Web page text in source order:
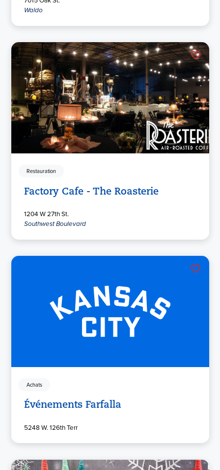
Waldo
Restauration
Factory Cafe - The Roasterie
1204 W 27th St.
Southwest Boulevard
Achats
Événements Farfalla
5248 W. 126th Terr